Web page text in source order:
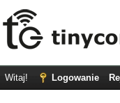
Witaj! Logowanie